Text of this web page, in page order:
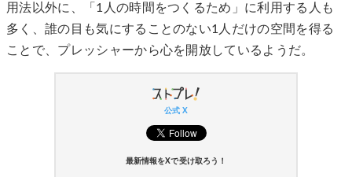
用法以外に、「1人の時間をつくるため」に利用する人も
多く、誰の目も気にすることのない1人だけの空間を得る
ことで、プレッシャーから心を開放しているようだ。
公式 X
最新情報をXで受け取ろう！